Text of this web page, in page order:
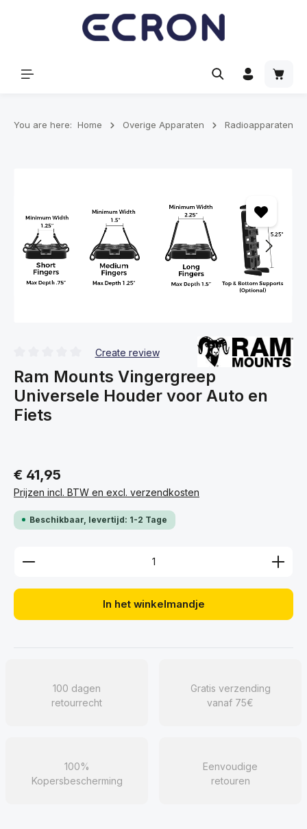
You are here: Home Overige Apparaten Radioapparaten
Gemiddelde waardering van 0 van 5 sterren
Create review
Ram Mounts Vingergreep
Universele Houder voor Auto en
Fiets
€ 41,95
Prijzen incl. BTW en excl. verzendkosten
Beschikbaar, levertijd: 1-2 Tage
Producthoeveelheid: Voer de gewenste
In het winkelmandje
100 dagen
retourrecht
Gratis verzending
vanaf 75€
100%
Kopersbescherming
Eenvoudige
retouren